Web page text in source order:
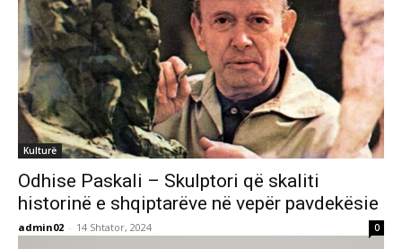
Kulturë
Odhise Paskali – Skulptori që skaliti
historinë e shqiptarëve në vepër pavdekësie
admin02 - 14 Shtator, 2024 0